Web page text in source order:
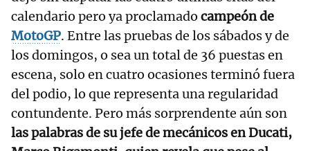
calendario pero ya proclamado campeón de
MotoGP. Entre las pruebas de los sábados y de
los domingos, o sea un total de 36 puestas en
escena, solo en cuatro ocasiones terminó fuera
del podio, lo que representa una regularidad
contundente. Pero más sorprendente aún son
las palabras de su jefe de mecánicos en Ducati,